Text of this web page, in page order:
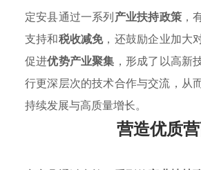
定安县通过一系列产业扶持政策，
支持和税收减免，还鼓励企业加大
促进优势产业聚集 ，形成了以高
行更深层次的技术合作与交流，从
持续发展与高质量增长。
营造优质